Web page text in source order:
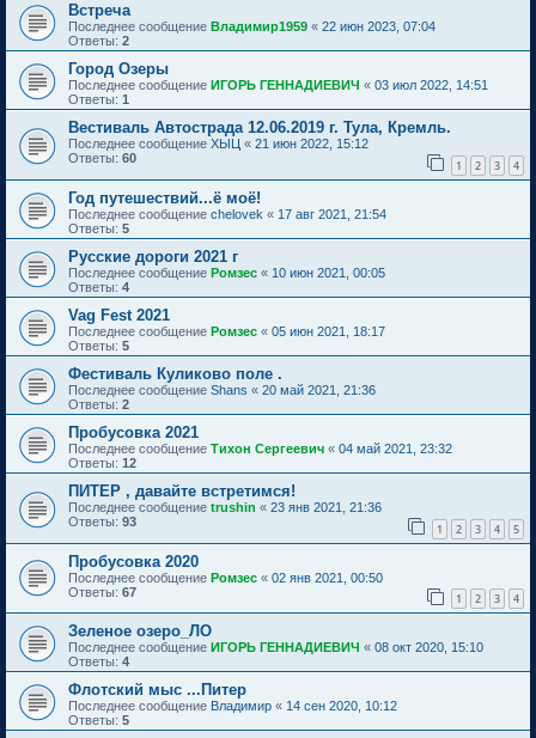
Встреча
Последнее сообщение Владимир1959 « 22 июн 2023, 07:04
Ответы: 2
Город Озеры
Последнее сообщение ИГОРЬ ГЕННАДИЕВИЧ « 03 июл 2022, 14:51
Ответы: 1
Вестиваль Автострада 12.06.2019 г. Тула, Кремль.
Последнее сообщение ХЫЦ « 21 июн 2022, 15:12
Ответы: 60 1 2 3 4
Год путешествий...ё моё!
Последнее сообщение chelovek « 17 авг 2021, 21:54
Ответы: 5
Русские дороги 2021 г
Последнее сообщение Ромзес « 10 июн 2021, 00:05
Ответы: 4
Vag Fest 2021
Последнее сообщение Ромзес « 05 июн 2021, 18:17
Ответы: 5
Фестиваль Куликово поле .
Последнее сообщение Shans « 20 май 2021, 21:36
Ответы: 2
Пробусовка 2021
Последнее сообщение Тихон Сергеевич « 04 май 2021, 23:32
Ответы: 12
ПИТЕР , давайте встретимся!
Последнее сообщение trushin « 23 янв 2021, 21:36
Ответы: 93 1 2 3 4 5
Пробусовка 2020
Последнее сообщение Ромзес « 02 янв 2021, 00:50
Ответы: 67 1 2 3 4
Зеленое озеро_ЛО
Последнее сообщение ИГОРЬ ГЕННАДИЕВИЧ « 08 окт 2020, 15:10
Ответы: 4
Флотский мыс ...Питер
Последнее сообщение Владимир « 14 сен 2020, 10:12
Ответы: 5